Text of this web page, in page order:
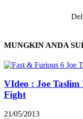
MUNGKIN ANDA
VIdeo : Joe
Fight
21/05/2013